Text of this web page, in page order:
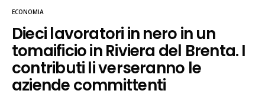
ECONOMIA
Dieci lavoratori in nero in un
tomaificio in Riviera del Brenta. I
contributi li verseranno le
aziende committenti